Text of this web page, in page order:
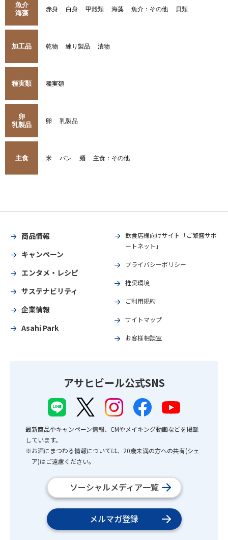
魚介
海藻
赤身 白身 甲殻類 海藻 魚介：その他 貝類
加工品 乾物 練り製品 漬物
種実類 種実類
卵
乳製品
卵 乳製品
主食 米 パン 麺 主食：その他
商品情報
キャンペーン
エンタメ・レシピ
サステナビリティ
企業情報
Asahi Park
飲食店様向けサイト「ご繁盛サポ
ートネット」
プライバシーポリシー
推奨環境
ご利用規約
サイトマップ
お客様相談室
アサヒビール公式SNS
最新商品やキャンペーン情報、CMやメイキング動画などを掲載
しています。
※お酒にまつわる情報については、20歳未満の方への共有(シェ
ア)はご遠慮ください。
ソーシャルメディア一覧
メルマガ登録